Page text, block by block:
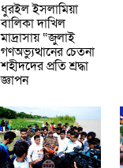
ধুরইল ইসলামিয়া
বালিকা দাখিল
মাদ্রাসায় “জুলাই
গণঅভ্যুত্থানের চেতনা
শহীদদের প্রতি শ্রদ্ধা
জ্ঞাপন